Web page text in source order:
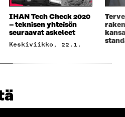
IHAN Tech Check 2020
– teknisen yhteisön
seuraavat askeleet
keskiviikko, 22.1.